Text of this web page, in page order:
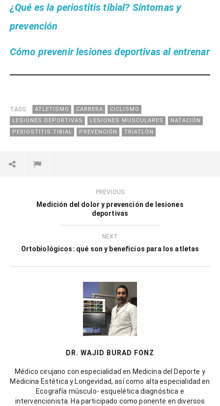
¿Qué es la periostitis tibial? Síntomas y
prevención
Cómo prevenir lesiones deportivas al entrenar
TAGS: ATLETISMO CARRERA
CICLISMO
LESIONES DEPORTIVAS
LESIONES MUSCULARES
NATACIÓN
PERIOSTITIS TIBIAL
PREVENCIÓN TRIATLÓN
PREVIOUS
Medición del dolor y prevención de lesiones
deportivas
NEXT
Ortobiológicos: qué son y beneficios para los atletas
DR. WAJID BURAD FONZ
Médico cirujano con especialidad en Medicina del Deporte y
Medicina Estética y Longevidad, así como alta especialidad en
Ecografía músculo- esquelética diagnóstica e
intervencionista. Ha participado como ponente en diversos